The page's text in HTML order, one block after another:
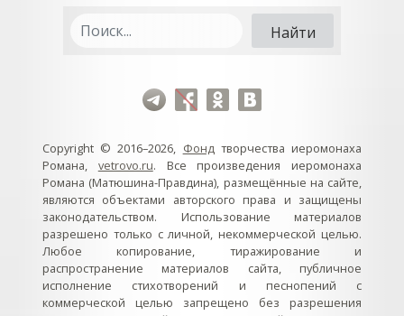
Copyright © 2016–2026, Фондтворчества иеромонаха
Романа, vetrovo.ru. Все произведения иеромонаха
Романа (Матюшина-Правдина), размещённые на сайте,
являются объектами авторского права и защищены
законодательством. Использование материалов
разрешено только с личной, некоммерческой целью.
Любое копирование, тиражирование и
распространение материалов сайта, публичное
исполнение стихотворений и песнопений с
коммерческой целью запрещено без разрешения